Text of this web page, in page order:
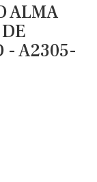
ALMA
- A2305-